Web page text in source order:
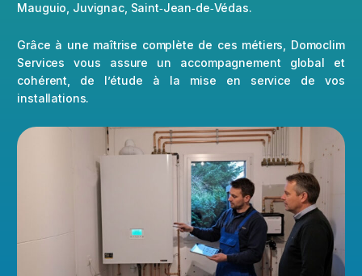
Mauguio, Juvignac, Saint‑Jean‑de‑Védas.
Grâce à une maîtrise complète de ces métiers, Domoclim
Services vous assure un accompagnement global et
cohérent, de l’étude à la mise en service de vos
installations.